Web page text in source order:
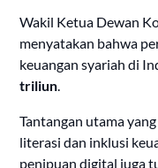
Wakil Ketua Dewan
menyatakan bahwa
keuangan syariah di
triliun.
Tantangan utama
literasi dan inklusi
penipuan digital juga